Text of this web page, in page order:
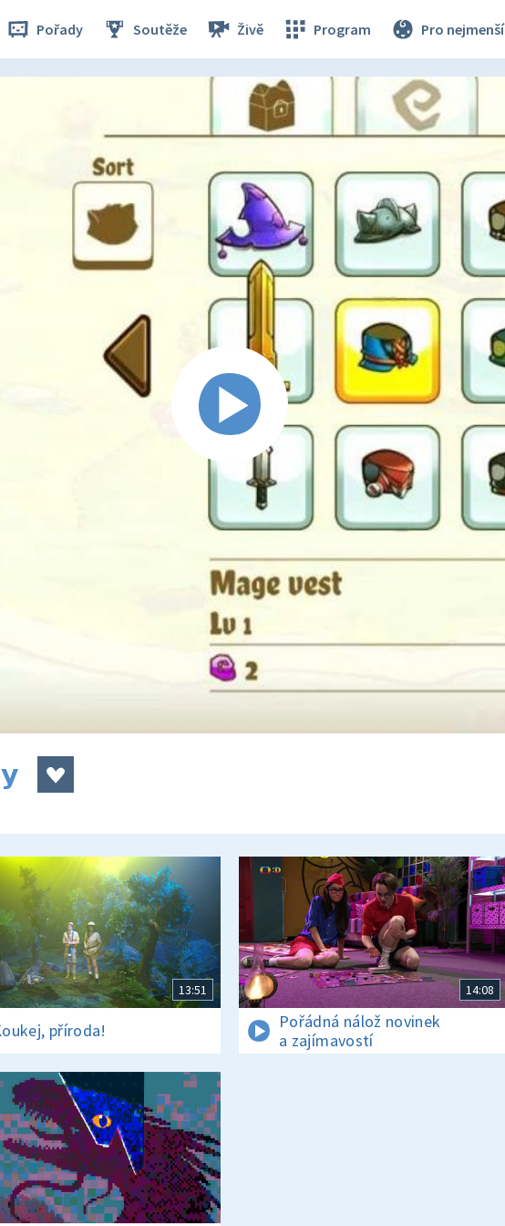
Pořady Soutěže Živě Program Pro nejmenší
13:51
příroda!
14:08
Pořádná nálož novinek
a zajímavostí